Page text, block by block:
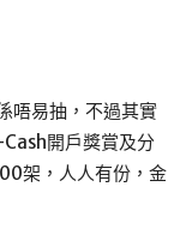
唔易抽，不過其實
開戶獎賞及分
架，人人有份，金